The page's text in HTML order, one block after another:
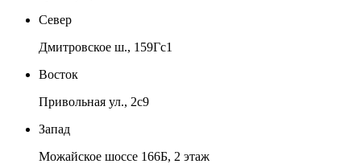
Север
Дмитровское ш., 159Гс1
Восток
Привольная ул., 2с9
Запад
Можайское шоссе 166Б, 2 этаж